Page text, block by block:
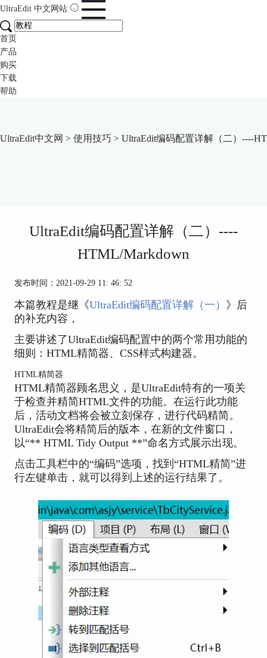
UltraEdit 中文网站
首页
产品
购买
下载
帮助
UltraEdit中文网 > 使用技巧 > UltraEdit编码配置详解（二）----
UltraEdit编码配置详解（二）----
HTML/Markdown
发布时间：2021-09-29 11: 46: 52
本篇教程是继《UltraEdit编码配置详解（一） 》后
的补充内容，
主要讲述了UltraEdit编码配置中的两个常用功能的
细则：HTML精简器、CSS样式构建器。
HTML精简器
HTML精简器顾名思义，是UltraEdit特有的一项关
于检查并精简HTML文件的功能。在运行此功能
后，活动文档将会被立刻保存，进行代码精简。
UltraEdit会将精简后的版本，在新的文件窗口，
以“** HTML Tidy Output **”命名方式展示出现。
点击工具栏中的“编码”选项，找到“HTML精简”进
行左键单击，就可以得到上述的运行结果了。